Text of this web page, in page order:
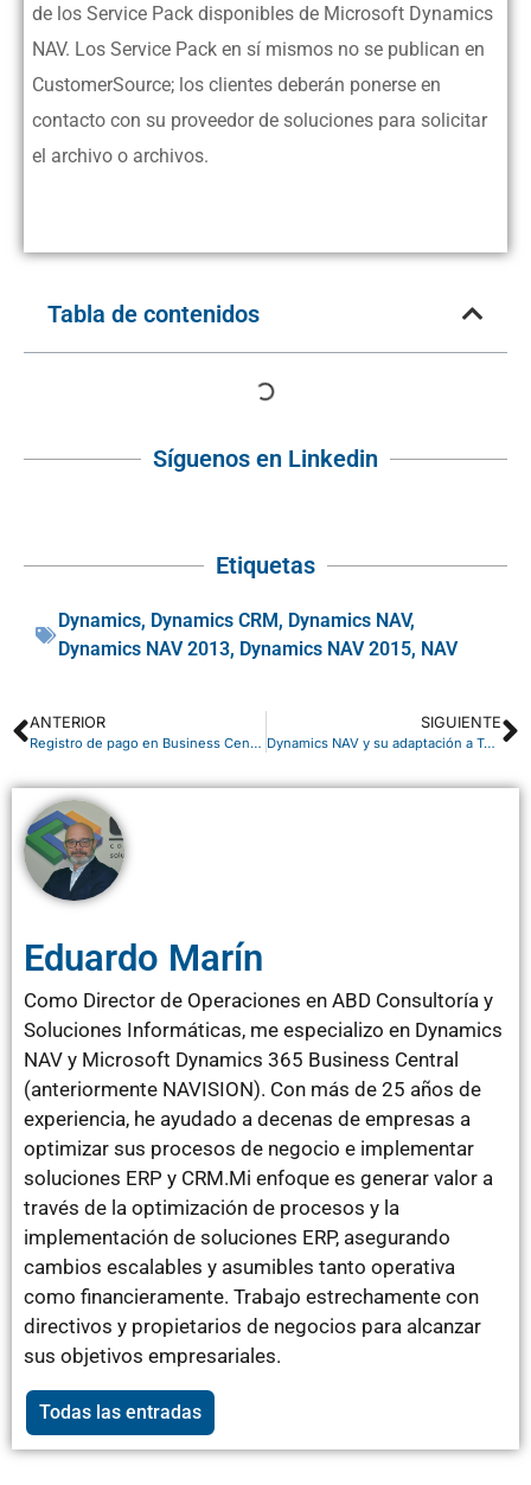
de los Service Pack disponibles de Microsoft Dynamics
NAV. Los Service Pack en sí mismos no se publican en
CustomerSource; los clientes deberán ponerse en
contacto con su proveedor de soluciones para solicitar
el archivo o archivos.
Tabla de contenidos
Síguenos en Linkedin
Etiquetas
Dynamics, Dynamics CRM, Dynamics NAV,
Dynamics NAV 2013, Dynamics NAV 2015, NAV
ANTERIOR
Registro de pago en Business Central y gestión de cobros
SIGUIENTE
Dynamics NAV y su adaptación a Tablets
Eduardo Marín
Como Director de Operaciones en ABD Consultoría y
Soluciones Informáticas, me especializo en Dynamics
NAV y Microsoft Dynamics 365 Business Central
(anteriormente NAVISION). Con más de 25 años de
experiencia, he ayudado a decenas de empresas a
optimizar sus procesos de negocio e implementar
soluciones ERP y CRM.Mi enfoque es generar valor a
través de la optimización de procesos y la
implementación de soluciones ERP, asegurando
cambios escalables y asumibles tanto operativa
como financieramente. Trabajo estrechamente con
directivos y propietarios de negocios para alcanzar
sus objetivos empresariales.
Todas las entradas